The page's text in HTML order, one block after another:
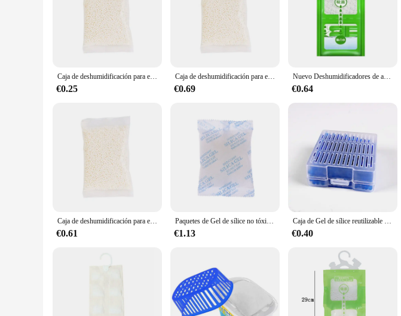
Caja de deshumidificación para el hogar, absorbente de humedad, desecante, armario, colgante, deshumidificador de agua, 1 ud.
€0.25
Caja de deshumidificación para el hogar, absorbente de humedad, desecante, armario, armario, deshumidificador de agua colgante
€0.69
Nuevo Deshumidificadores de armario, armario colgable, a prueba de moho, bolsa de deshumidificación a prueba de humedad, bolsa de humedad, deshumidificador de armario ecológico
€0.64
Caja de deshumidificación para el hogar, absorbente de humedad, desecante, armario, armario, deshumidificador de agua colgante
€0.61
Paquetes de Gel de sílice no tóxico, desecante, absorbente de humedad, deshumidificador, bolsa antihumedad, embalaje de almacenamiento de alimentos para ropa, 50 g/pc
€1.13
Caja de Gel de sílice reutilizable que cambia de Color, desecante, absorbente, deshumidificador de humedad
€0.40